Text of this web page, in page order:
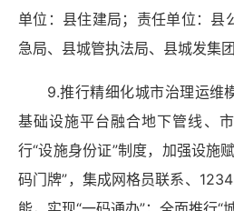
单位：县住建局；责任单位：县
急局、县城管执法局、县城发集
9.推行精细化城市治理运维
基础设施平台融合地下管线、
行“设施身份证”制度，加强设施
码门牌”，集成网格员联系、